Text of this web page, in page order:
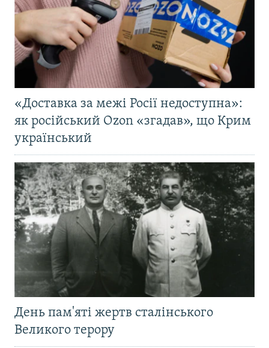
«Доставка за межі Росії недоступна»:
як російський Ozon «згадав», що Крим
український
День пам'яті жертв сталінського
Великого терору